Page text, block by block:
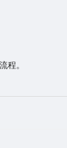
。